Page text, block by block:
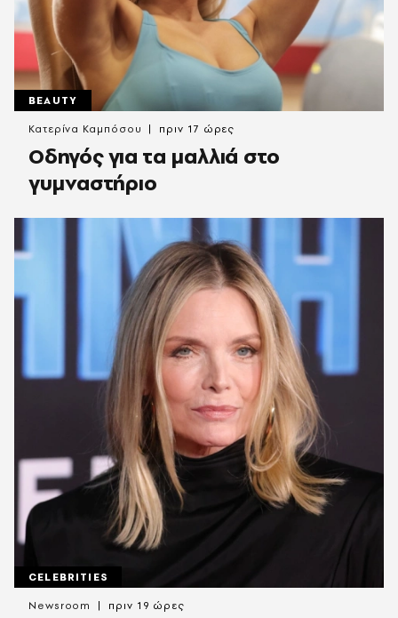
BEAUTY
Οδηγός για τα μαλλιά στο
γυμναστήριο
Κατερίνα Καμπόσου πριν 17 ώρες
CELEBRITIES
Newsroom πριν 19 ώρες